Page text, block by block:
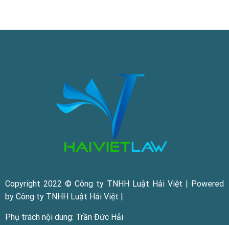
Copyright 2022 © Công ty TNHH Luật Hải Việt | Powered
by Công ty TNHH Luật Hải Việt |
Phụ trách nội dung: Trần Đức Hải